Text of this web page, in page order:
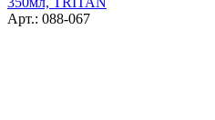
Арт.: 088-067